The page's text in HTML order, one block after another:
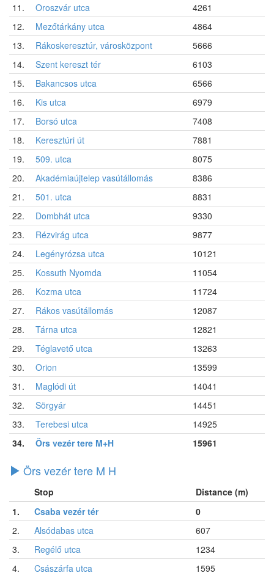
11.
Oroszvár utca
4261
12.
Mezőtárkány utca
4864
13.
Rákoskeresztúr, városközpont
5666
14.
Szent kereszt tér
6103
15.
Bakancsos utca
6566
16.
Kis utca
6979
17.
Borsó utca
7408
18.
Keresztúri út
7881
19.
509. utca
8075
20.
Akadémiaújtelep vasútállomás
8386
21.
501. utca
8831
22.
Dombhát utca
9330
23.
Rézvirág utca
9877
24.
Legényrózsa utca
10121
25.
Kossuth Nyomda
11054
26.
Kozma utca
11724
27.
Rákos vasútállomás
12087
28.
Tárna utca
12821
29.
Téglavető utca
13263
30.
Orion
13599
31.
Maglódi út
14041
32.
Sörgyár
14451
33.
Terebesi utca
14925
34.
Örs vezér tere M+H 15961
Örs vezér tere M H
Stop
Distance (m)
1.
Csaba vezér tér
0
2.
Alsódabas utca
607
3.
Regélő utca
1234
4.
Császárfa utca 1595